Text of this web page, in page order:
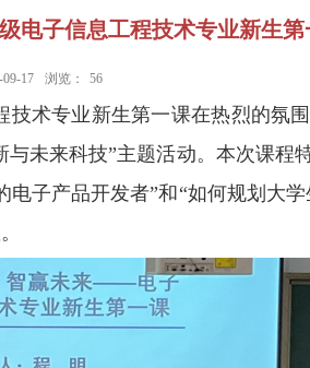
电子信息工程技术专业新生第
17 浏览： 56
技术专业新生第一课在热烈的氛
未来科技”主题活动。本次课程
子产品开发者”和“如何规划大